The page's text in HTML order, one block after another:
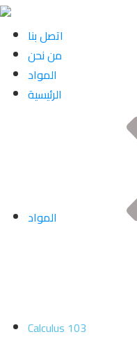
اتصل بنا
من نحن
المواد
الرئيسية
المواد
Calculus 103